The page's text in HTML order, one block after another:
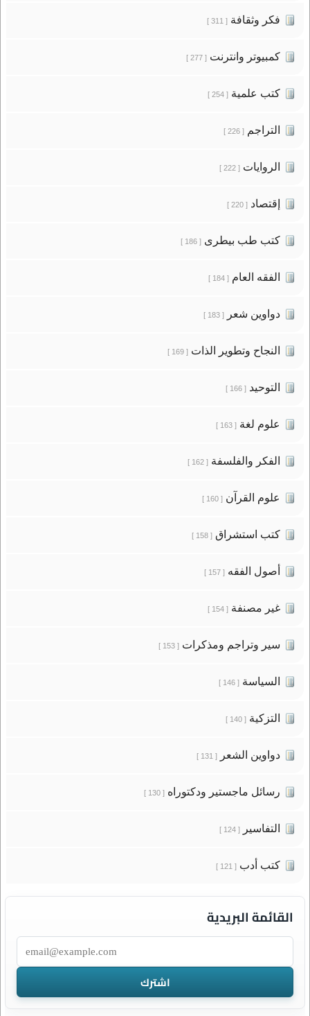
فكر وثقافة[ 311 ]
كمبيوتر وانترنت[ 277 ]
كتب علمية[ 254 ]
التراجم[ 226 ]
الروايات[ 222 ]
إقتصاد[ 220 ]
كتب طب بيطرى[ 186 ]
الفقه العام[ 184 ]
دواوين شعر[ 183 ]
النجاح وتطوير الذات[ 169 ]
التوحيد[ 166 ]
علوم لغة[ 163 ]
الفكر والفلسفة[ 162 ]
علوم القرآن[ 160 ]
كتب استشراق[ 158 ]
أصول الفقه[ 157 ]
غير مصنفة[ 154 ]
سير وتراجم ومذكرات[ 153 ]
السياسة[ 146 ]
التزكية[ 140 ]
دواوين الشعر[ 131 ]
رسائل ماجستير ودكتوراه[ 130 ]
التفاسير[ 124 ]
كتب أدب[ 121 ]
القائمة البريدية